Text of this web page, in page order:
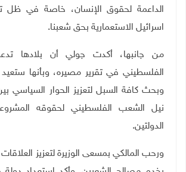
الداعمة لحقوق الإنسان، خاصة في ظل
اسرائيل الاستعمارية بحق شعبنا.
من جانبها، أكدت جولي أن بلادها
الفلسطيني في تقرير مصيره، وبأنها
وبحث كافة السبل لتعزيز الحوار السياسي
نيل الشعب الفلسطيني لحقوقه
الدولتين.
ورحب المالكي بمسعى الوزيرة لتعزيز العلاقات